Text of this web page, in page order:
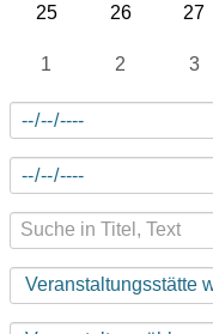
25 26 27
1 2 3